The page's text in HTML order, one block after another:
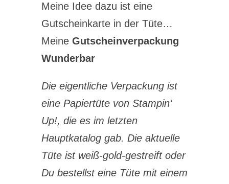
Meine Idee dazu ist eine
Gutscheinkarte in der Tüte…
Meine Gutscheinverpackung
Wunderbar
Die eigentliche Verpackung ist
eine Papiertüte von Stampin‘
Up!, die es im letzten
Hauptkatalog gab. Die aktuelle
Tüte ist weiß-gold-gestreift oder
Du bestellst eine Tüte mit einem